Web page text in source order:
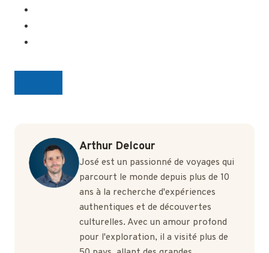
Arthur Delcour
José est un passionné de voyages qui
parcourt le monde depuis plus de 10
ans à la recherche d'expériences
authentiques et de découvertes
culturelles. Avec un amour profond
pour l'exploration, il a visité plus de